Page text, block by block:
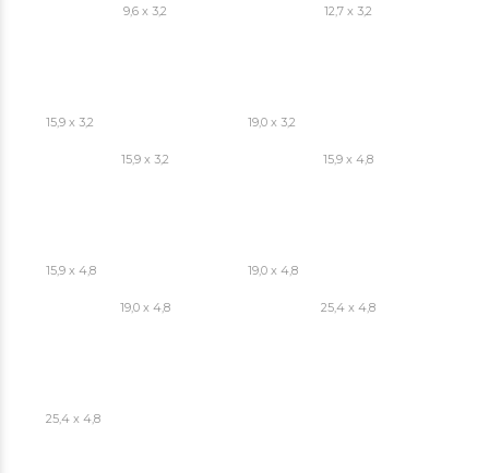
9,6 x 3,2 12,7 x 3,2
15,9 x 3,2
15,9 x 3,2
19,0 x 3,2
15,9 x 4,8
15,9 x 4,8
19,0 x 4,8
19,0 x 4,8
25,4 x 4,8
25,4 x 4,8